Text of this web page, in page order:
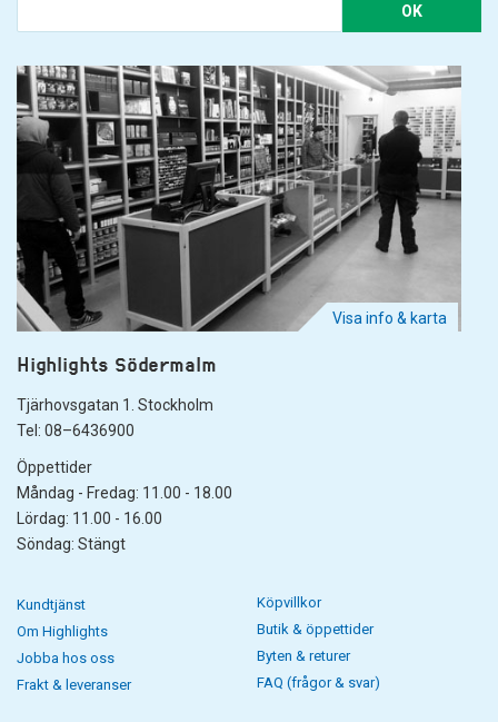
OK
Visa info & karta
Highlights Södermalm
Tjärhovsgatan 1. Stockholm
Tel: 08–6436900
Öppettider
Måndag - Fredag: 11.00 - 18.00
Lördag: 11.00 - 16.00
Söndag: Stängt
Kundtjänst
Om Highlights
Jobba hos oss
Frakt & leveranser
Köpvillkor
Butik & öppettider
Byten & returer
FAQ (frågor & svar)